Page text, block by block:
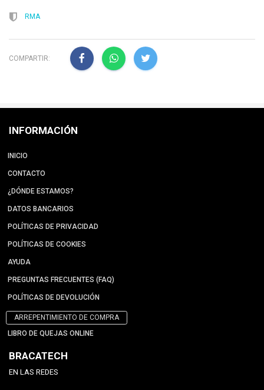
RMA
COMPARTIR:
INFORMACIÓN
INICIO
CONTACTO
¿DÓNDE ESTAMOS?
DATOS BANCARIOS
POLÍTICAS DE PRIVACIDAD
POLÍTICAS DE COOKIES
AYUDA
PREGUNTAS FRECUENTES (FAQ)
POLÍTICAS DE DEVOLUCIÓN
ARREPENTIMIENTO DE COMPRA
LIBRO DE QUEJAS ONLINE
BRACATECH
EN LAS REDES